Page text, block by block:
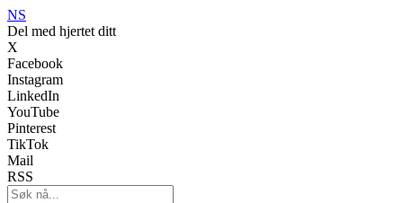
NS
Del med hjertet ditt
X
Facebook
Instagram
LinkedIn
YouTube
Pinterest
TikTok
Mail
RSS